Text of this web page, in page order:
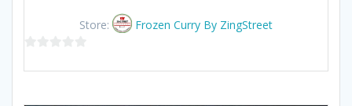
Store: Frozen Curry By ZingStreet